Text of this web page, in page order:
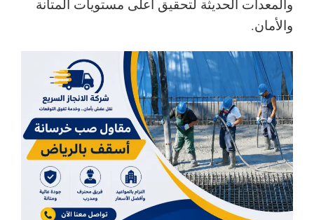
والمعدات الحديثة لتحقيق أعلى مستويات المتانة
والأمان.